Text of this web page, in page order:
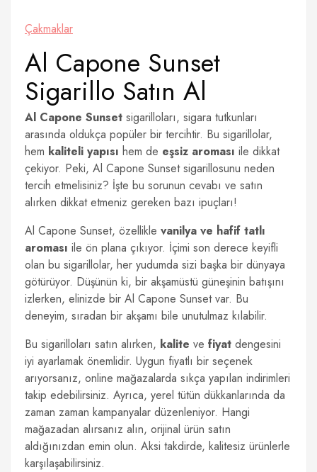
Çakmaklar
Al Capone Sunset
Sigarillo Satın Al
Al Capone Sunset sigarilloları, sigara tutkunları
arasında oldukça popüler bir tercihtir. Bu sigarillolar,
hem kaliteli yapısı hem de eşsiz aroması ile dikkat
çekiyor. Peki, Al Capone Sunset sigarillosunu neden
tercih etmelisiniz? İşte bu sorunun cevabı ve satın
alırken dikkat etmeniz gereken bazı ipuçları!
Al Capone Sunset, özellikle vanilya ve hafif tatlı
aroması ile ön plana çıkıyor. İçimi son derece keyifli
olan bu sigarillolar, her yudumda sizi başka bir dünyaya
götürüyor. Düşünün ki, bir akşamüstü güneşinin batışını
izlerken, elinizde bir Al Capone Sunset var. Bu
deneyim, sıradan bir akşamı bile unutulmaz kılabilir.
Bu sigarilloları satın alırken, kalite ve fiyat dengesini
iyi ayarlamak önemlidir. Uygun fiyatlı bir seçenek
arıyorsanız, online mağazalarda sıkça yapılan indirimleri
takip edebilirsiniz. Ayrıca, yerel tütün dükkanlarında da
zaman zaman kampanyalar düzenleniyor. Hangi
mağazadan alırsanız alın, orijinal ürün satın
aldığınızdan emin olun. Aksi takdirde, kalitesiz ürünlerle
karşılaşabilirsiniz.